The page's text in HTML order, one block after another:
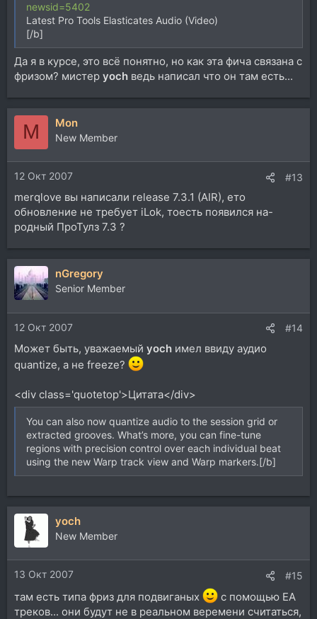
newsid=5402
Latest Pro Tools Elasticates Audio (Video)
[/b]
Да я в курсе, это всё понятно, но как эта фича связана с
фризом? мистер yoch ведь написал что он там есть...
M Mon
New Member
12 Окт 2007 #13
merqlove вы написали release 7.3.1 (AIR), ето
обновление не требует iLok, тоесть появился на-
родный ПроТулз 7.3 ?
nGregory
Senior Member
12 Окт 2007 #14
Может быть, уважаемый yoch имел ввиду аудио
quantize, а не freeze?
<div class='quotetop'>Цитата</div>
You can also now quantize audio to the session grid or
extracted grooves. What’s more, you can fine-tune
regions with precision control over each individual beat
using the new Warp track view and Warp markers.[/b]
yoch
New Member
13 Окт 2007 #15
там есть типа фриз для подвиганых
с помощью EA
треков... они будут не в реальном веремени считаться,